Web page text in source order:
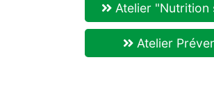
Atelier "Nutrition
Atelier